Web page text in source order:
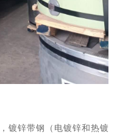
镀锌带钢（电镀锌和热镀